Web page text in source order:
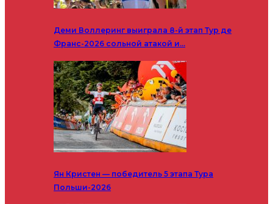
Деми Воллеринг выиграла 8-й этап Тур де
Франс-2026 сольной атакой и…
Ян Кристен — победитель 5 этапа Тура
Польши-2026